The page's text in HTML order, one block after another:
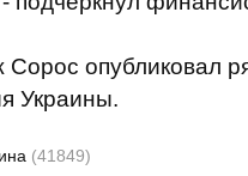
опубликовал
Украины.
(41849)